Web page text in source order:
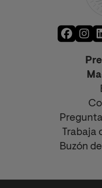
Trabaja
Buzón